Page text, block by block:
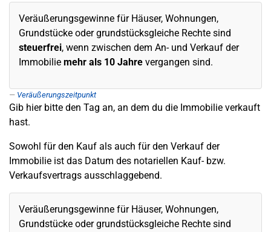
Veräußerungsgewinne für Häuser, Wohnungen,
Grundstücke oder grundstücksgleiche Rechte sind
steuerfrei, wenn zwischen dem An- und Verkauf der
Immobilie mehr als 10 Jahre vergangen sind.
Veräußerungszeitpunkt
Gib hier bitte den Tag an, an dem du die Immobilie verkauft
hast.
Sowohl für den Kauf als auch für den Verkauf der
Immobilie ist das Datum des notariellen Kauf- bzw.
Verkaufsvertrags ausschlaggebend.
Veräußerungsgewinne für Häuser, Wohnungen,
Grundstücke oder grundstücksgleiche Rechte sind